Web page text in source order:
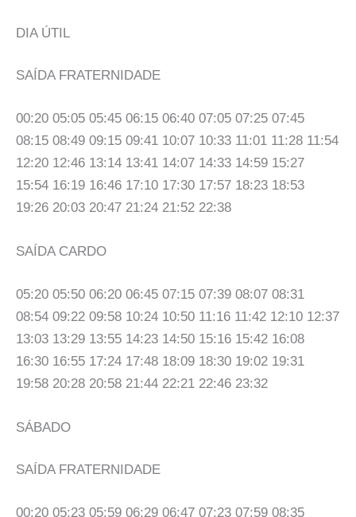
DIA ÚTIL
SAÍDA FRATERNIDADE
00:20 05:05 05:45 06:15 06:40 07:05 07:25 07:45
08:15 08:49 09:15 09:41 10:07 10:33 11:01 11:28 11:54
12:20 12:46 13:14 13:41 14:07 14:33 14:59 15:27
15:54 16:19 16:46 17:10 17:30 17:57 18:23 18:53
19:26 20:03 20:47 21:24 21:52 22:38
SAÍDA CARDO
05:20 05:50 06:20 06:45 07:15 07:39 08:07 08:31
08:54 09:22 09:58 10:24 10:50 11:16 11:42 12:10 12:37
13:03 13:29 13:55 14:23 14:50 15:16 15:42 16:08
16:30 16:55 17:24 17:48 18:09 18:30 19:02 19:31
19:58 20:28 20:58 21:44 22:21 22:46 23:32
SÁBADO
SAÍDA FRATERNIDADE
00:20 05:23 05:59 06:29 06:47 07:23 07:59 08:35